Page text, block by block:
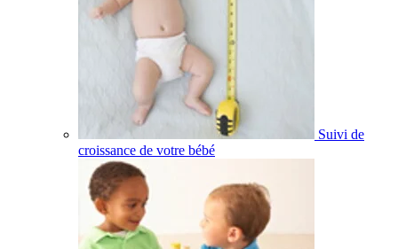
Suivi de
croissance de votre bébé